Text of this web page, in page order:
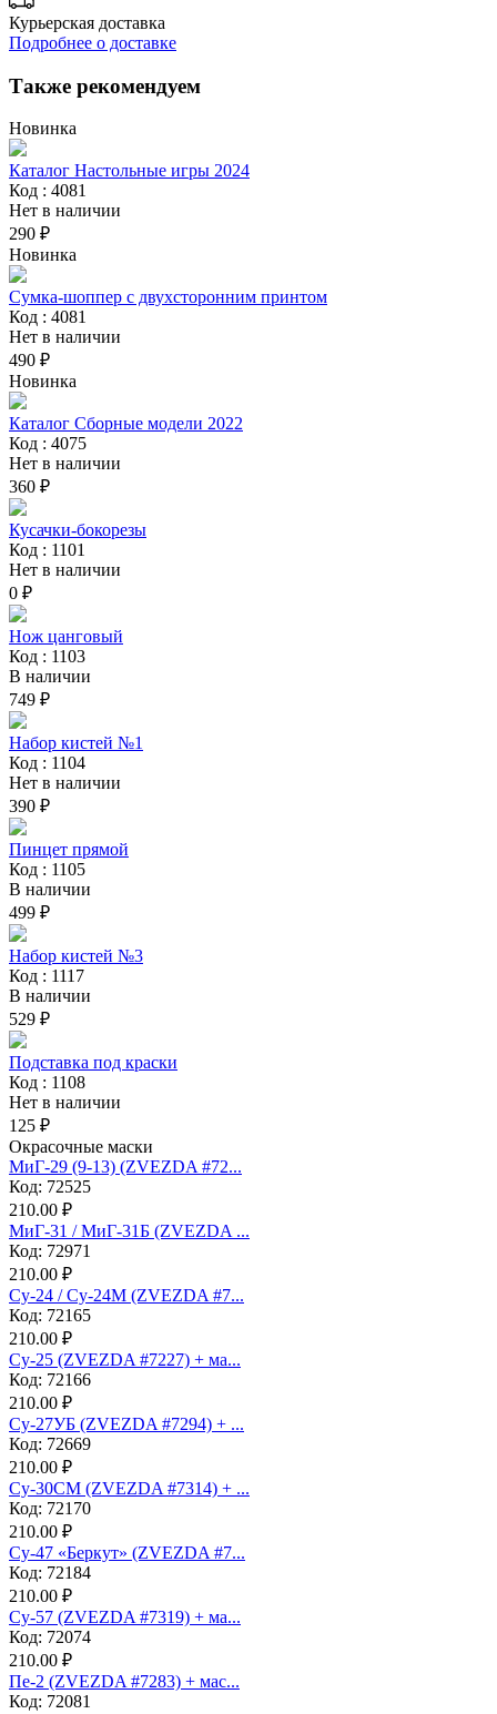
Курьерская доставка
Подробнее о доставке
Также рекомендуем
Новинка
Каталог Настольные игры 2024
Код : 4081
Нет в наличии
290 ₽
Новинка
Сумка-шоппер с двухсторонним принтом
Код : 4081
Нет в наличии
490 ₽
Новинка
Каталог Сборные модели 2022
Код : 4075
Нет в наличии
360 ₽
Кусачки-бокорезы
Код : 1101
Нет в наличии
0 ₽
Нож цанговый
Код : 1103
В наличии
749 ₽
Набор кистей №1
Код : 1104
Нет в наличии
390 ₽
Пинцет прямой
Код : 1105
В наличии
499 ₽
Набор кистей №3
Код : 1117
В наличии
529 ₽
Подставка под краски
Код : 1108
Нет в наличии
125 ₽
Окрасочные маски
МиГ-29 (9-13) (ZVEZDA #72...
Код: 72525
210.00 ₽
МиГ-31 / МиГ-31Б (ZVEZDA ...
Код: 72971
210.00 ₽
Су-24 / Су-24М (ZVEZDA #7...
Код: 72165
210.00 ₽
Су-25 (ZVEZDA #7227) + ма...
Код: 72166
210.00 ₽
Су-27УБ (ZVEZDA #7294) + ...
Код: 72669
210.00 ₽
Су-30СМ (ZVEZDA #7314) + ...
Код: 72170
210.00 ₽
Су-47 «Беркут» (ZVEZDA #7...
Код: 72184
210.00 ₽
Су-57 (ZVEZDA #7319) + ма...
Код: 72074
210.00 ₽
Пе-2 (ZVEZDA #7283) + мас...
Код: 72081